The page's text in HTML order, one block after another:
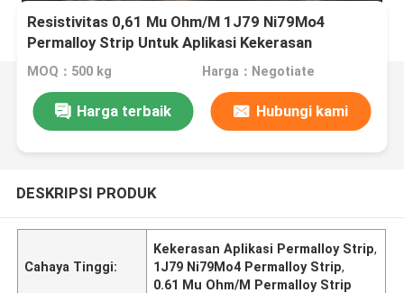
Resistivitas 0,61 Mu Ohm/M 1J79 Ni79Mo4
Permalloy Strip Untuk Aplikasi Kekerasan
MOQ：500 kg Harga：Negotiate
Harga terbaik Hubungi kami
DESKRIPSI PRODUK
Cahaya Tinggi:
Kekerasan Aplikasi Permalloy Strip,
1J79 Ni79Mo4 Permalloy Strip,
0.61 Mu Ohm/M Permalloy Strip